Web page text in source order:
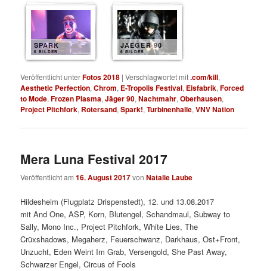
SPARK
6 BILDER
JAEGER 90
6 BILDER
Veröffentlicht unterFotos 2018 |Verschlagwortet mit.com/kill,
Aesthetic Perfection,Chrom, E-Tropolis Festival, Eisfabrik,Forced
to Mode,Frozen Plasma,Jäger 90,Nachtmahr,Oberhausen,
Project Pitchfork, Rotersand,Spark!,Turbinenhalle,VNV Nation
Mera Luna Festival 2017
Veröffentlicht am16. August 2017vonNatalie Laube
Hildesheim (Flugplatz Drispenstedt), 12. und 13.08.2017
mit And One, ASP, Korn, Blutengel, Schandmaul, Subway to
Sally, Mono Inc., Project Pitchfork, White Lies, The
Crüxshadows, Megaherz, Feuerschwanz, Darkhaus, Ost+Front,
Unzucht, Eden Weint Im Grab, Versengold, She Past Away,
Schwarzer Engel, Circus of Fools